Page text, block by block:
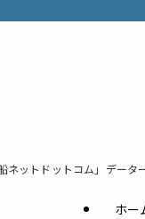
船ネットドットコム」デー
ホー